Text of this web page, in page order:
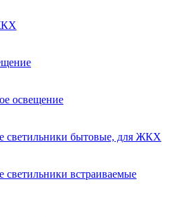
освещение
светильники бытовые, для ЖКХ
светильники встраиваемые